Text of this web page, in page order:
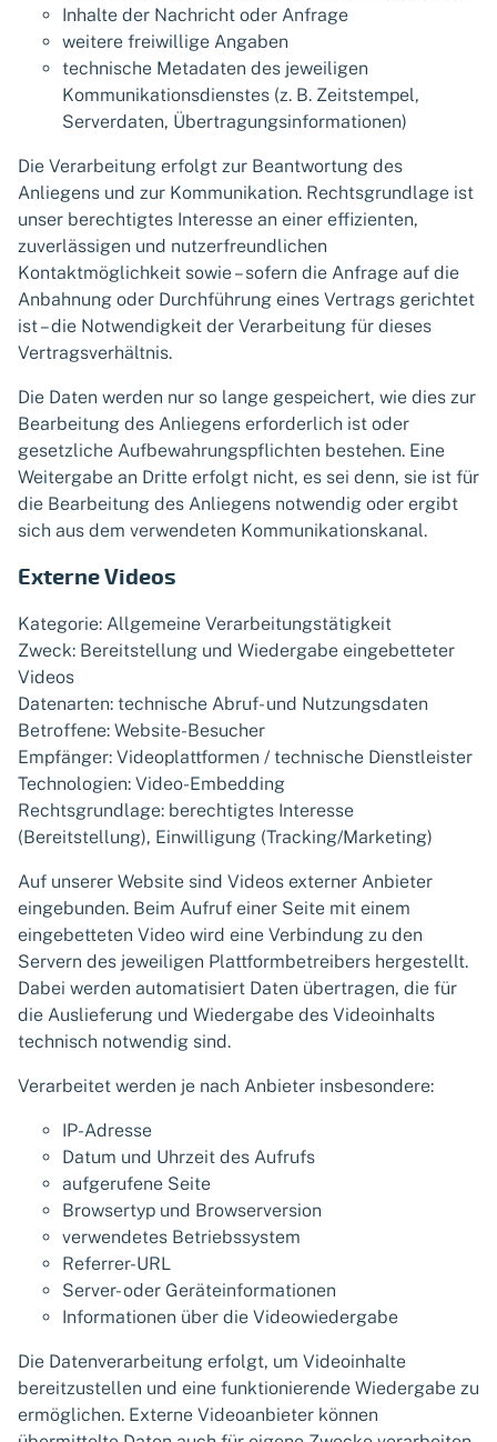
Inhalte der Nachricht oder Anfrage
weitere freiwillige Angaben
technische Metadaten des jeweiligen
Kommunikationsdienstes (z. B. Zeitstempel,
Serverdaten, Übertragungsinformationen)
Die Verarbeitung erfolgt zur Beantwortung des
Anliegens und zur Kommunikation. Rechtsgrundlage ist
unser berechtigtes Interesse an einer effizienten,
zuverlässigen und nutzerfreundlichen
Kontaktmöglichkeit sowie – sofern die Anfrage auf die
Anbahnung oder Durchführung eines Vertrags gerichtet
ist – die Notwendigkeit der Verarbeitung für dieses
Vertragsverhältnis.
Die Daten werden nur so lange gespeichert, wie dies zur
Bearbeitung des Anliegens erforderlich ist oder
gesetzliche Aufbewahrungspflichten bestehen. Eine
Weitergabe an Dritte erfolgt nicht, es sei denn, sie ist für
die Bearbeitung des Anliegens notwendig oder ergibt
sich aus dem verwendeten Kommunikationskanal.
Externe Videos
Kategorie: Allgemeine Verarbeitungstätigkeit
Zweck: Bereitstellung und Wiedergabe eingebetteter
Videos
Datenarten: technische Abruf- und Nutzungsdaten
Betroffene: Website-Besucher
Empfänger: Videoplattformen / technische Dienstleister
Technologien: Video-Embedding
Rechtsgrundlage: berechtigtes Interesse
(Bereitstellung), Einwilligung (Tracking/Marketing)
Auf unserer Website sind Videos externer Anbieter
eingebunden. Beim Aufruf einer Seite mit einem
eingebetteten Video wird eine Verbindung zu den
Servern des jeweiligen Plattformbetreibers hergestellt.
Dabei werden automatisiert Daten übertragen, die für
die Auslieferung und Wiedergabe des Videoinhalts
technisch notwendig sind.
Verarbeitet werden je nach Anbieter insbesondere:
IP-Adresse
Datum und Uhrzeit des Aufrufs
aufgerufene Seite
Browsertyp und Browserversion
verwendetes Betriebssystem
Referrer-URL
Server- oder Geräteinformationen
Informationen über die Videowiedergabe
Die Datenverarbeitung erfolgt, um Videoinhalte
bereitzustellen und eine funktionierende Wiedergabe zu
ermöglichen. Externe Videoanbieter können